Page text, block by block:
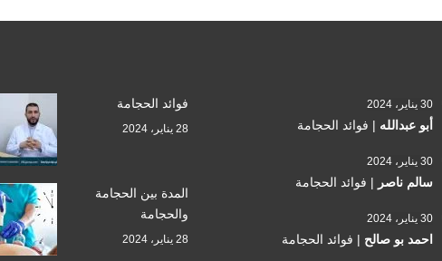
30 يناير، 2024
أبو عبدالله | فوائد الحجامة
30 يناير، 2024
سالم ناصر | فوائد الحجامة
30 يناير، 2024
احمد بو صالح | فوائد الحجامة
فوائد الحجامة
28 يناير، 2024
المدة بين الحجامة
والحجامة
28 يناير، 2024